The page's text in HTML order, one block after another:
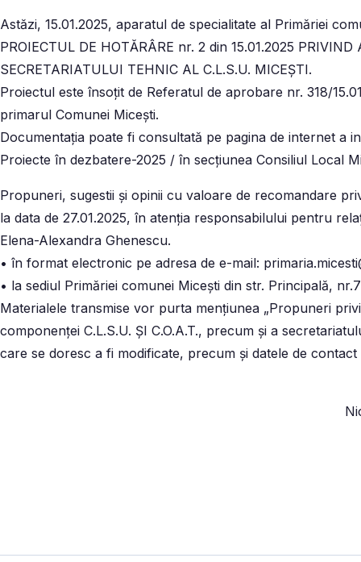
Astăzi, 15.01.2025, aparatul de specialitate al Primăriei
PROIECTUL DE HOTĂRÂRE nr. 2 din 15.01.2025
SECRETARIATULUI TEHNIC AL C.L.S.U. MICEȘTI.
Proiectul este însoţit de Referatul de aprobare nr. 318/
primarul Comunei Micești.
Documentaţia poate fi consultată pe pagina de internet a
Proiecte în dezbatere-2025 / în secţiunea Consiliul Local
Propuneri, sugestii şi opinii cu valoare de recomandare
la data de 27.01.2025, în atenţia responsabilului pentru
Elena-Alexandra Ghenescu.
• în format electronic pe adresa de e-mail:
• la sediul Primăriei comunei Miceşti din str. Principală,
Materialele transmise vor purta menţiunea „Propuneri
componenței C.L.S.U. ȘI C.O.A.T., precum și a
care se doresc a fi modificate, precum şi datele de contact